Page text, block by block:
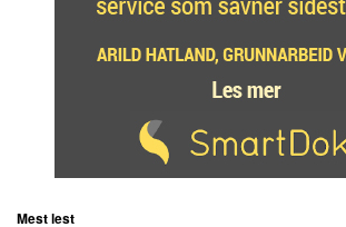
Mest lest